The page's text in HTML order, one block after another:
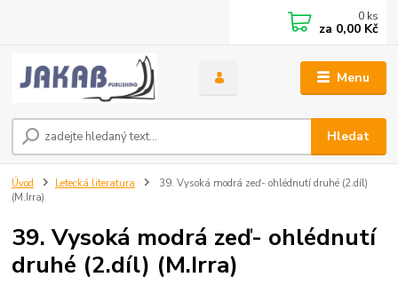
Menu
Hledat
0 ks
za 0,00 Kč
Úvod Letecká literatura
39. Vysoká modrá zeď- ohlédnutí druhé (2.díl)
(M.Irra)
39. Vysoká modrá zeď- ohlédnutí
druhé (2.díl) (M.Irra)